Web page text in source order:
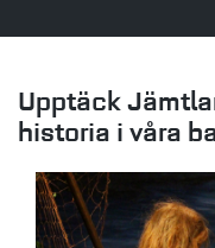
Upptäck
historia i våra